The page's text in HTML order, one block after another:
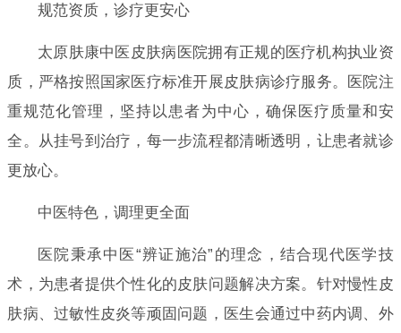
规范资质，诊疗更安心
太原肤康中医皮肤病医院拥有正规的医疗机构执业资
质，严格按照国家医疗标准开展皮肤病诊疗服务。医院注
重规范化管理，坚持以患者为中心，确保医疗质量和安
全。从挂号到治疗，每一步流程都清晰透明，让患者就诊
更放心。
中医特色，调理更全面
医院秉承中医“辨证施治”的理念，结合现代医学技
术，为患者提供个性化的皮肤问题解决方案。针对慢性皮
肤病、过敏性皮炎等顽固问题，医生会通过中药内调、外